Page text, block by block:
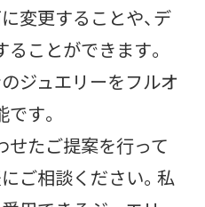
変更することや、デ
ことができます。
ジュエリーをフルオ
す。
せたご提案を行って
ご相談ください。私